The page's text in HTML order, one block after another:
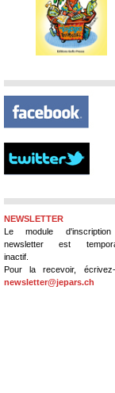
NEWSLETTER
Le module
newsletter est
inactif.
Pour la recevoir,
newsletter@jepars.ch